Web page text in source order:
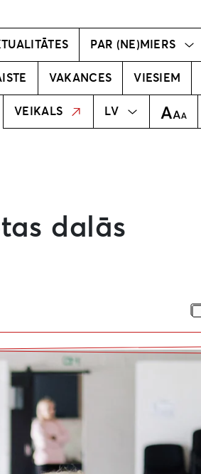
PAR (NE)MIERS
Radošā komanda
VAKANCES VIESIEM
VEIKALS LV
EN Teksta
dalās